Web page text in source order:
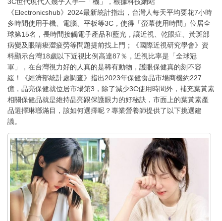
《Electronicshub》2024最新統計指出，台灣人每天平均要花7小時
多時間使用手機、電腦、平板等3C，使得「螢幕使用時間」位居全
球第15名，長時間接觸電子產品和藍光，讓近視、乾眼症、黃斑部
病變及眼睛痠澀疲勞等問題提前找上門；《國際近視研究學會》資
料顯示台灣18歲以下近視比例高達87％，近視比率是「全球冠
軍」，在台灣視力好的人真的是稀有動物，護眼保健真的刻不容
緩！《經濟部統計處調查》指出2023年保健食品市場商機約227
億，晶亮保健就位居市場第3，除了減少3C使用時間外，補充葉黃素
相關保健品就是維持晶亮跟保護眼力的好秘訣，市面上的葉黃素產
品選擇琳瑯滿目，該如何選擇呢？專業營養師提供了以下挑選建
議。